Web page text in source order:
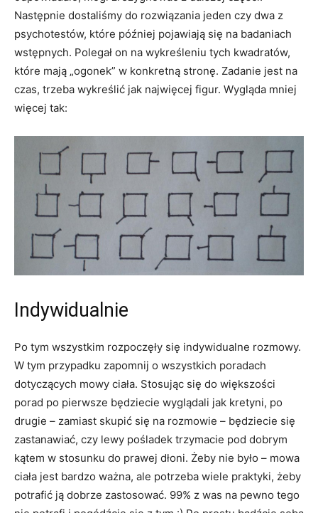
Następnie dostaliśmy do rozwiązania jeden czy dwa z
psychotestów, które później pojawiają się na badaniach
wstępnych. Polegał on na wykreśleniu tych kwadratów,
które mają „ogonek” w konkretną stronę. Zadanie jest na
czas, trzeba wykreślić jak najwięcej figur. Wygląda mniej
więcej tak:
Indywidualnie
Po tym wszystkim rozpoczęły się indywidualne rozmowy.
W tym przypadku zapomnij o wszystkich poradach
dotyczących mowy ciała. Stosując się do większości
porad po pierwsze będziecie wyglądali jak kretyni, po
drugie – zamiast skupić się na rozmowie – będziecie się
zastanawiać, czy lewy pośladek trzymacie pod dobrym
kątem w stosunku do prawej dłoni. Żeby nie było – mowa
ciała jest bardzo ważna, ale potrzeba wiele praktyki, żeby
potrafić ją dobrze zastosować. 99% z was na pewno tego